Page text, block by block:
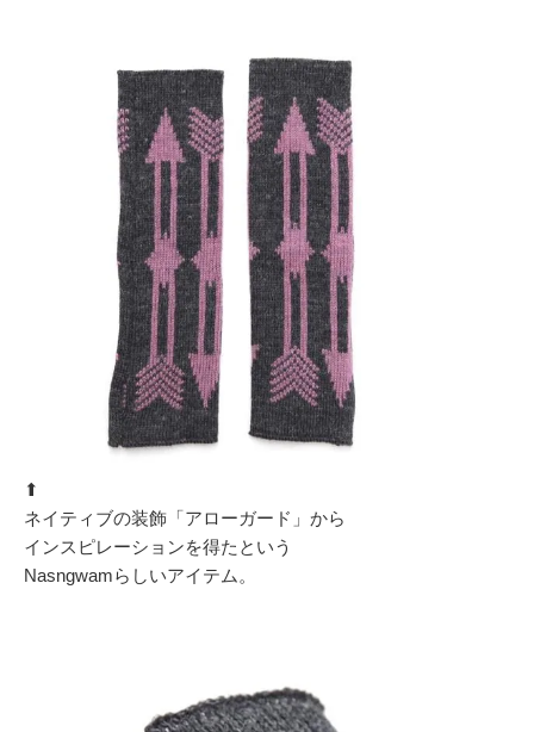
⬆︎
ネイティブの装飾「アローガード」から
インスピレーションを得たという
Nasngwamらしいアイテム。